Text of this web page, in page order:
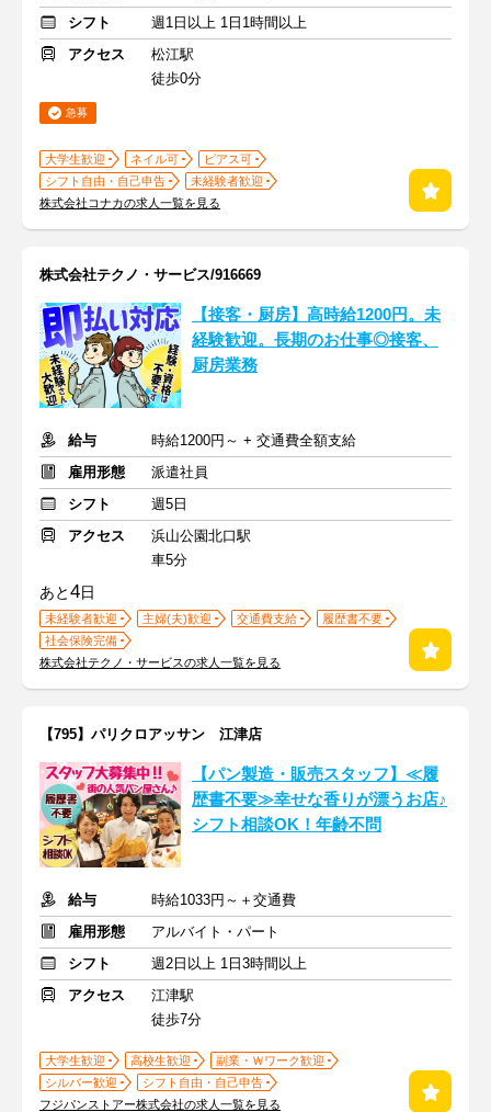
シフト
週1日以上 1日1時間以上
アクセス
松江駅
徒歩0分
急募
大学生歓迎 ネイル可
ピアス可
シフト自由・自己申告
未経験者歓迎
株式会社コナカの求人一覧を見る
株式会社テクノ・サービス/916669
【接客・厨房】高時給1200円。未
経験歓迎。長期のお仕事◎接客、
厨房業務
給与
時給1200円～ + 交通費全額支給
雇用形態
派遣社員
シフト
週5日
アクセス
浜山公園北口駅
車5分
あと4日
未経験者歓迎 主婦(夫)歓迎 交通費支給
履歴書不要
社会保険完備
株式会社テクノ・サービスの求人一覧を見る
【795】パリクロアッサン 江津店
【パン製造・販売スタッフ】≪履
歴書不要≫幸せな香りが漂うお店♪
シフト相談OK！年齢不問
給与
時給1033円～＋交通費
雇用形態
アルバイト・パート
シフト
週2日以上 1日3時間以上
アクセス
江津駅
徒歩7分
大学生歓迎 高校生歓迎
副業・Ｗワーク歓迎
シルバー歓迎
シフト自由・自己申告
フジパンストアー株式会社の求人一覧を見る